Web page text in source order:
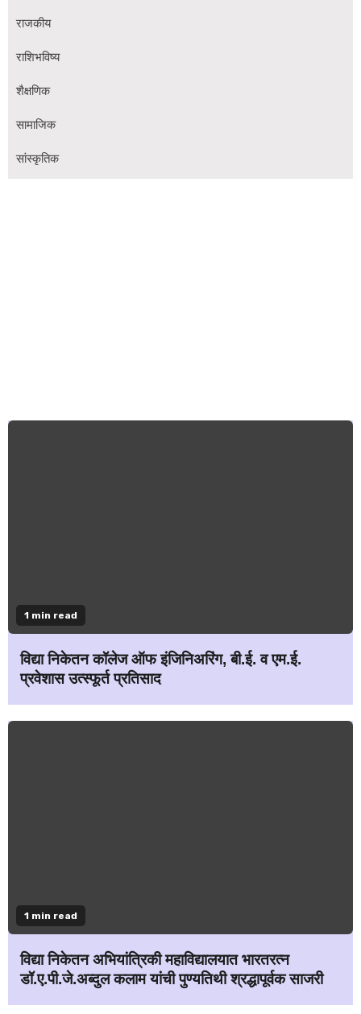
राजकीय
राशिभविष्य
शैक्षणिक
सामाजिक
सांस्कृतिक
1 min read
विद्या निकेतन कॉलेज ऑफ इंजिनिअरिंग, बी.ई. व एम.ई.
प्रवेशास उत्स्फूर्त प्रतिसाद
1 min read
विद्या निकेतन अभियांत्रिकी महाविद्यालयात भारतरत्न
डॉ.ए.पी.जे.अब्दुल कलाम यांची पुण्यतिथी श्रद्धापूर्वक साजरी